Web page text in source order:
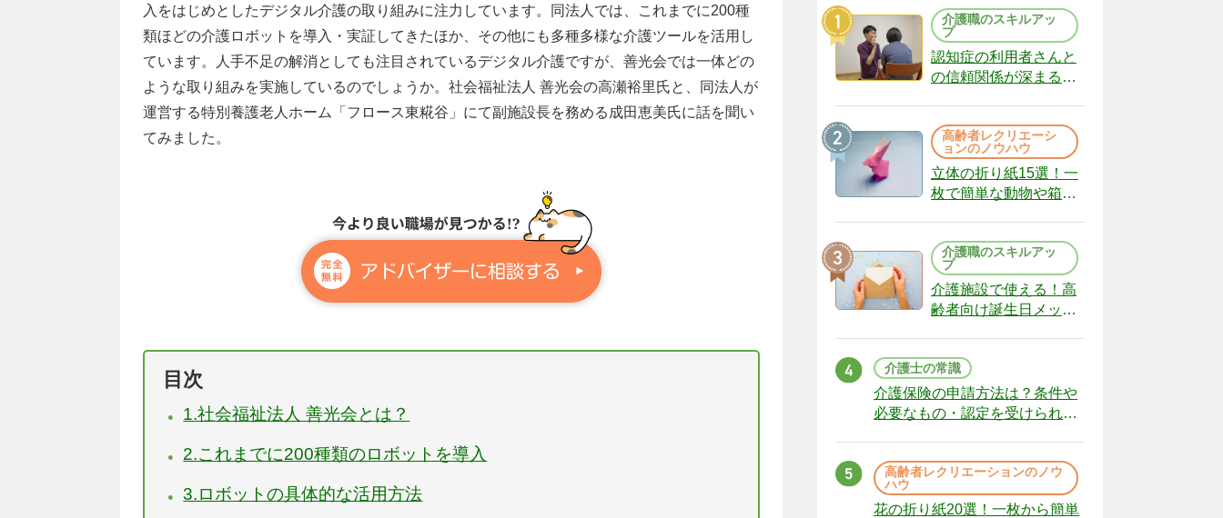
入をはじめとしたデジタル介護の取り組みに注力しています。同法人では、これまでに200種
類ほどの介護ロボットを導入・実証してきたほか、その他にも多種多様な介護ツールを活用し
ています。人手不足の解消としても注目されているデジタル介護ですが、善光会では一体どの
ような取り組みを実施しているのでしょうか。社会福祉法人 善光会の高瀬裕里氏と、同法人が
運営する特別養護老人ホーム「フロース東糀谷」にて副施設長を務める成田恵美氏に話を聞い
てみました。
目次
1.社会福祉法人 善光会とは？
2.これまでに200種類のロボットを導入
3.ロボットの具体的な活用方法
介護職のスキルアッ
プ
認知症の利用者さんと
の信頼関係が深まる声
（22）
高齢者レクリエーシ
ョンのノウハウ
立体の折り紙15選！一
枚で簡単な動物や箱、
介護職のスキルアッ
プ
介護施設で使える！高
齢者向け誕生日メッセ
介護士の常識
介護保険の申請方法は？条件や
必要なもの・認定を受けられな
高齢者レクリエーションのノウ
ハウ
花の折り紙20選！一枚から簡単